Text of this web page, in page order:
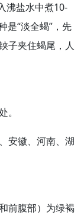
沸盐水中煮10-
是“淡全蝎”，先
子夹住蝎尾，人
安徽、河南、湖
前腹部）为绿褐